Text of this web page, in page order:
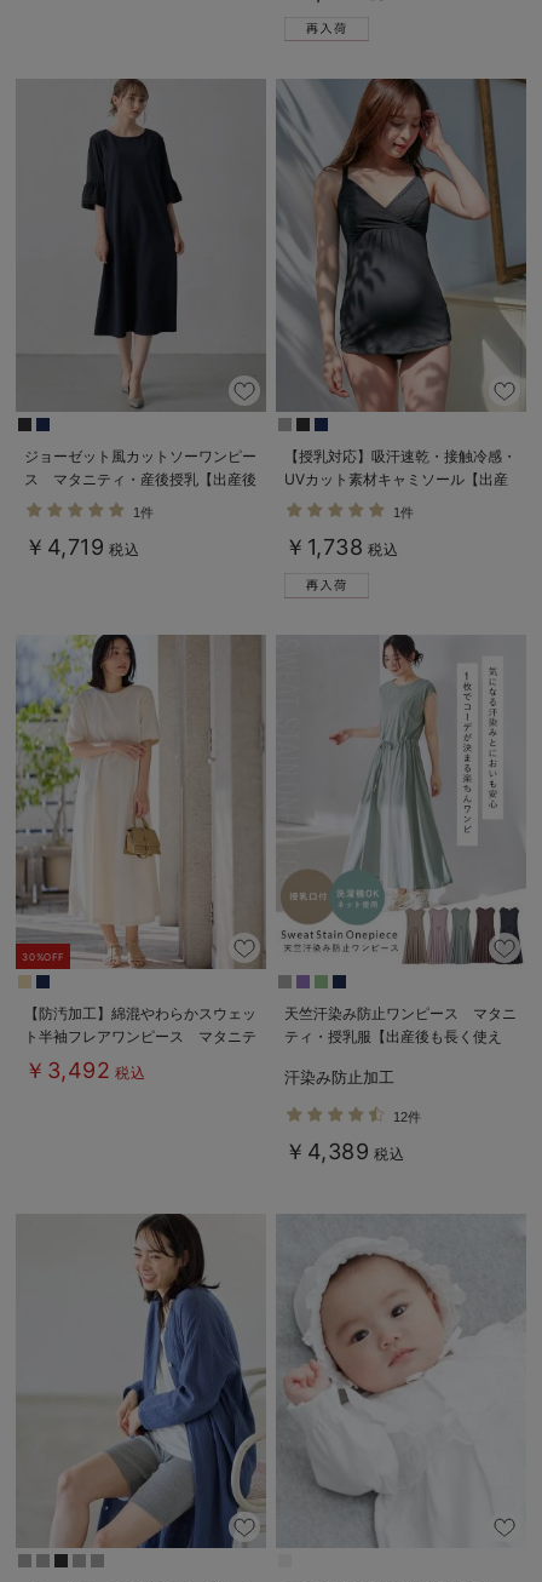
ジョーゼット風カットソーワンピー
ス マタニティ・産後授乳【出産後
も長く使える】Rosemadame（ロ
1件
￥4,719 税込
【授乳対応】吸汗速乾・接触冷感・
UVカット素材キャミソール【出産
後も長く使える】
1件
￥1,738 税込
30%OFF
【防汚加工】綿混やわらかスウェッ
ト半袖フレアワンピース マタニテ
ィ・産後【出産後も長く使える】
￥3,492 税込
天竺汗染み防止ワンピース マタニ
ティ・授乳服【出産後も長く使え
汗染み防止加工
12件
￥4,389 税込